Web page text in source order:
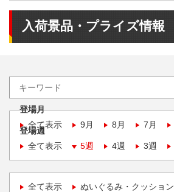
入荷景品・プライズ情報
登場月
全て表示
9月 8月 7月
登場週
全て表示
5週 4週 3週
全て表示 ぬいぐるみ・クッション